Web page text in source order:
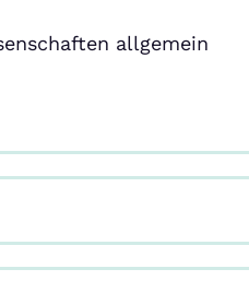
allgemein